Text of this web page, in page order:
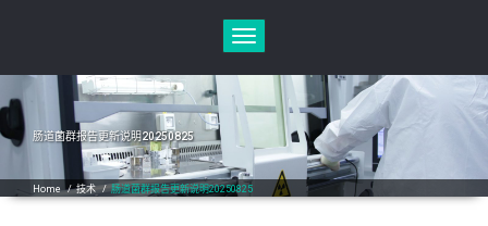
Toggle
navigation
肠道菌群报告更新说明20250825
Home/技术/肠道菌群报告更新说明20250825